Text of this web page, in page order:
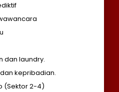
dan laundry.
kepribadian.
(Sektor 2-4)